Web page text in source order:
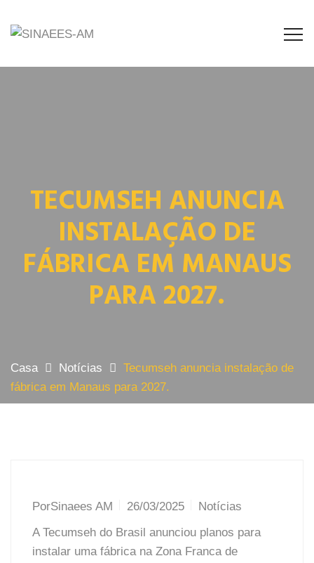
TECUMSEH ANUNCIA
INSTALAÇÃO DE
FÁBRICA EM MANAUS
PARA 2027.
Casa Notícias
Tecumseh anuncia instalação de
fábrica em Manaus para 2027.
PorSinaees AM 26/03/2025
Notícias
A Tecumseh do Brasil anunciou planos para
instalar uma fábrica na Zona Franca de